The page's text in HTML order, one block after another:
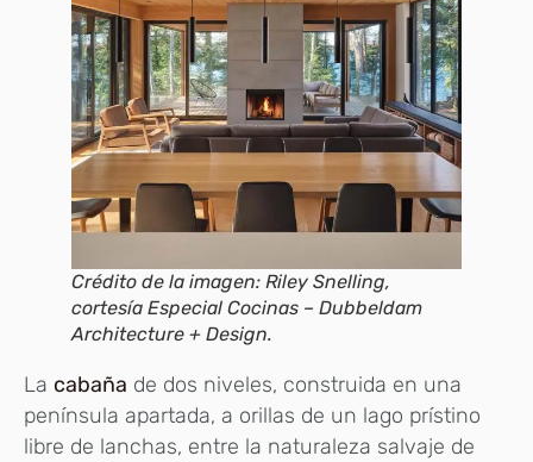
Crédito de la imagen: Riley Snelling,
cortesía Especial Cocinas – Dubbeldam
Architecture + Design.
La cabaña de dos niveles, construida en una
península apartada, a orillas de un lago prístino
libre de lanchas, entre la naturaleza salvaje de